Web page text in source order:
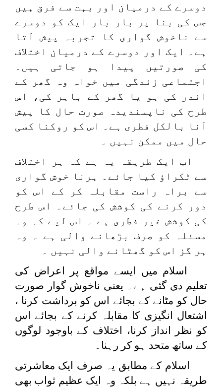
دوسرے کے درمیان اور بہت سے فرق ہیں
جس کی بنا پر بار بار ایک کو دوسرے
سے ناخوش گواری کا تجربہ پیش آتا
ہے۔ ایک اور دوسرے کے درمیان اختلاف
کی صورتیں پیدا ہو جاتی ہیں۔
اجتماعی زندگی میں خواہ وہ گھر کے
اندر کی ہو یا گھر کے باہر کی، اس
طرح کی ناپسندیدہ صورت حال کا پیش
آنا بالکل فطری ہے۔ اس کو روکنا کسی
حال میں ممکن نہیں ۔
اب ایک طریقہ یہ ہے کہ ہر اختلاف
سے ٹکراؤ کیا جائے۔ ہرنا خوش گواری
سے براہ راست مقابلہ کر کے اس کو
دور کرنے کی کوشش کی جائے۔ اس طرح
کی کوشش غیر فطری ہے ۔ اس لیے کہ وہ
مسئلہ کو صرف بڑھانے والی ہے ۔ وہ
ہر گز اس کو گھٹانے والی نہیں ۔
اسلام میں ایسے مواقع پر اعراض کی
تعلیم دی گئی ہے۔ یعنی ناخوش گوار صورت
حال کو مٹانے کے بجائے اس کو برداشت کرنا ،
اشتعال انگیزی کا مقابلہ کرنے کے بجائے اس
کو نظر انداز کرنا، اختلاف کے باوجود لوگوں
کے ساتھ متحد ہو کر رہنا۔
اسلام کے مطابق یہ صرف ایک معاشرتی
طریقہ نہیں ہے بلکہ وہ ایک عظیم ثواب بھی